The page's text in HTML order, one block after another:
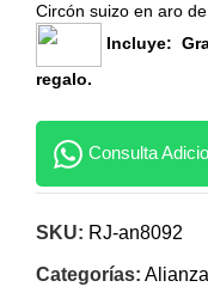
Circón suizo en aro
Incluye:
regalo.
Consulta
SKU: RJ-an8092
Categorías: